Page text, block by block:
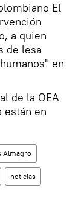
El
a quien
de lesa
en
de la OEA
están en
Almagro
noticias